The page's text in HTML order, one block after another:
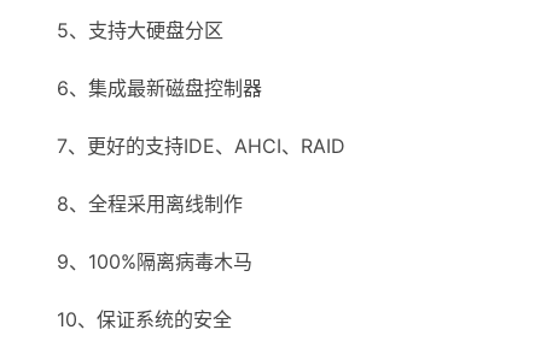
5、支持大硬盘分区
6、集成最新磁盘控制器
7、更好的支持IDE、AHCI、RAID
8、全程采用离线制作
9、100%隔离病毒木马
10、保证系统的安全